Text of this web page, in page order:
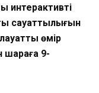
интерактивті
сауаттылығын
өмір
шараға 9-